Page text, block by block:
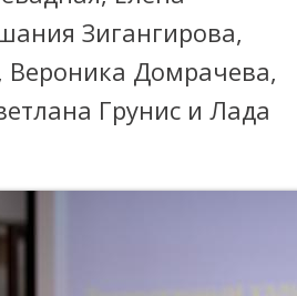
Зигангирова,
Вероника Домрачева,
Грунис и Лада